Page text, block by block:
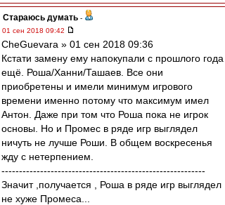
Стараюсь думать -
01 сен 2018 09:42
CheGuevara » 01 сен 2018 09:36
Кстати замену ему напокупали с прошлого года
ещё. Роша/Ханни/Ташаев. Все они
приобретены и имели минимум игрового
времени именно потому что максимум имел
Антон. Даже при том что Роша пока не игрок
основы. Но и Промес в ряде игр выглядел
ничуть не лучше Роши. В общем воскресенья
жду с нетерпением.
----------------------------------------------------------
Значит ,получается , Роша в ряде игр выглядел
не хуже Промеса...